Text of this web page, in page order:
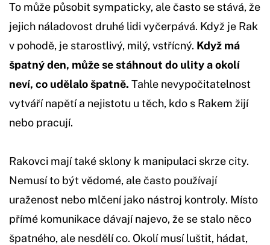
To může působit sympaticky, ale často se stává, že
jejich náladovost druhé lidi vyčerpává. Když je Rak
v pohodě, je starostlivý, milý, vstřícný. Když má
špatný den, může se stáhnout do ulity a okolí
neví, co udělalo špatně. Tahle nevypočitatelnost
vytváří napětí a nejistotu u těch, kdo s Rakem žijí
nebo pracují.
Rakovci mají také sklony k manipulaci skrze city.
Nemusí to být vědomé, ale často používají
uraženost nebo mlčení jako nástroj kontroly. Místo
přímé komunikace dávají najevo, že se stalo něco
špatného, ale nesdělí co. Okolí musí luštit, hádat,